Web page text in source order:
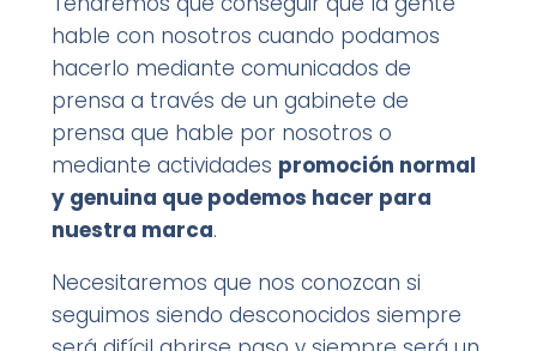
hable con nosotros cuando podamos
hacerlo mediante comunicados de
prensa a través de un gabinete de
prensa que hable por nosotros o
mediante actividades promoción normal
y genuina que podemos hacer para
nuestra marca.
Necesitaremos que nos conozcan si
seguimos siendo desconocidos siempre